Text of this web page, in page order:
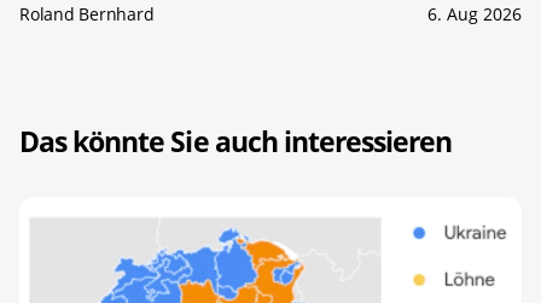
Roland Bernhard 6. Aug 2026
Das könnte Sie auch interessieren